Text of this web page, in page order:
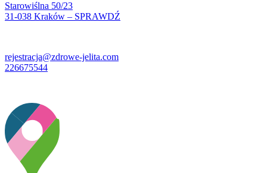
Starowiślna 50/23
31-038 Kraków – SPRAWDŹ
rejestracja@zdrowe-jelita.com
226675544